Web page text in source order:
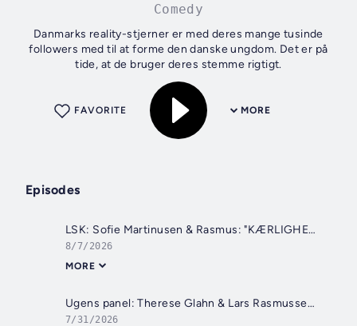
Comedy
Danmarks reality-stjerner er med deres mange tusinde
followers med til at forme den danske ungdom. Det er på
tide, at de bruger deres stemme rigtigt.
MORE
FAVORITE
Episodes
LSK: Sofie Martinusen & Rasmus: "KÆRLIGHEDEN ER SVÆR FOR MIG!"
8/7/2026
MORE
Ugens panel: Therese Glahn & Lars Rasmussen: "JEG BLEV MOBBET!!"
7/31/2026